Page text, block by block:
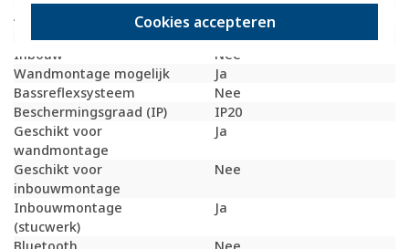
Cookies accepteren
Actief systeem
Nee
Nee
Inbouw
Nee
Wandmontage mogelijk
Ja
Bassreflexsysteem
Nee
Beschermingsgraad (IP)
IP20
Geschikt voor
wandmontage
Ja
Geschikt voor
inbouwmontage
Nee
Inbouwmontage
(stucwerk)
Ja
Bluetooth
Nee